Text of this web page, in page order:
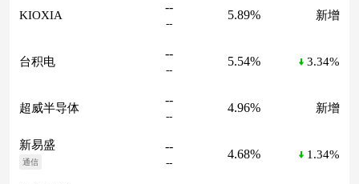
KIOXIA
--
--
5.89% 新增
台积电
--
--
5.54% 3.34%
超威半导体
--
--
4.96% 新增
新易盛
通信
--
--
4.68% 1.34%